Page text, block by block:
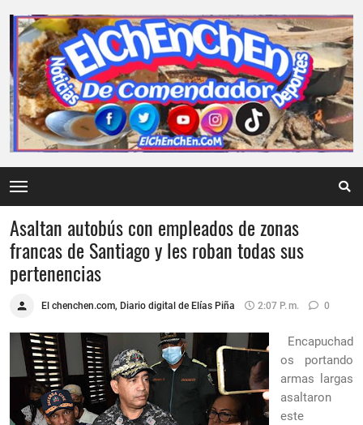
Asaltan autobús con empleados de zonas
francas de Santiago y les roban todas sus
pertenencias
El chenchen.com, Diario digital de Elías Piña 2:07 P. M. 0
Encapuchad
os portando
armas largas
asaltaron
este